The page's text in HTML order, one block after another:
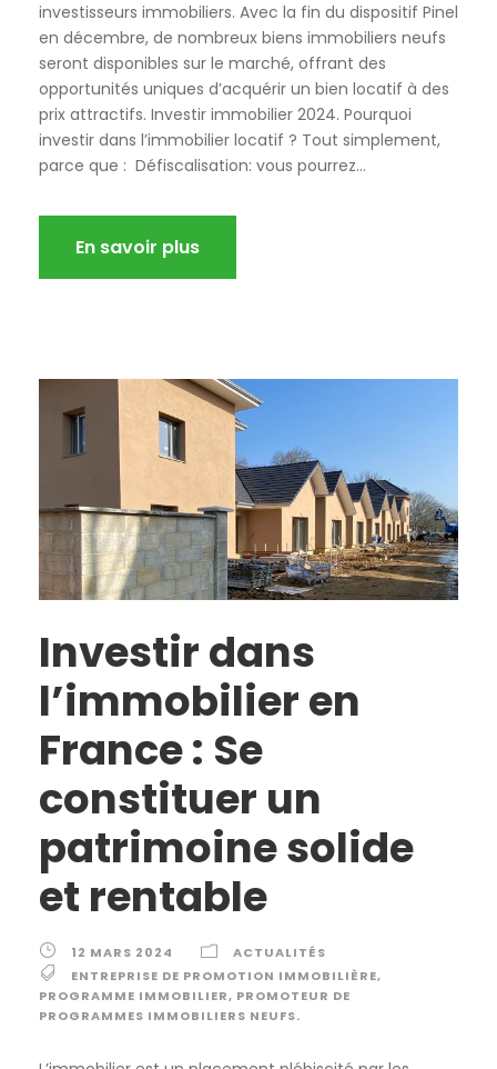
investisseurs immobiliers. Avec la fin du dispositif Pinel
en décembre, de nombreux biens immobiliers neufs
seront disponibles sur le marché, offrant des
opportunités uniques d’acquérir un bien locatif à des
prix attractifs. Investir immobilier 2024. Pourquoi
investir dans l’immobilier locatif ? Tout simplement,
parce que : Défiscalisation: vous pourrez...
En savoir plus
Investir dans
l’immobilier en
France : Se
constituer un
patrimoine solide
et rentable
12 MARS 2024
ACTUALITÉS
ENTREPRISE DE PROMOTION IMMOBILIÈRE,
PROGRAMME IMMOBILIER, PROMOTEUR DE
PROGRAMMES IMMOBILIERS NEUFS.